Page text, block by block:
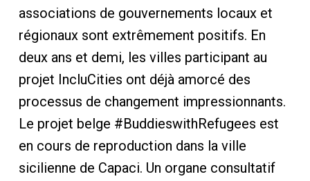
associations de gouvernements locaux et
régionaux sont extrêmement positifs. En
deux ans et demi, les villes participant au
projet IncluCities ont déjà amorcé des
processus de changement impressionnants.
Le projet belge #BuddieswithRefugees est
en cours de reproduction dans la ville
sicilienne de Capaci. Un organe consultatif